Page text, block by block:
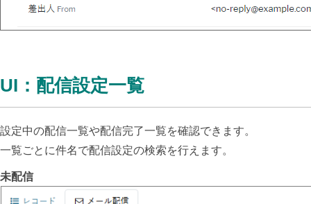
UI：配信設定一覧
設定中の配信一覧や配信完了一覧を確認できます。
一覧ごとに件名で配信設定の検索を行えます。
未配信